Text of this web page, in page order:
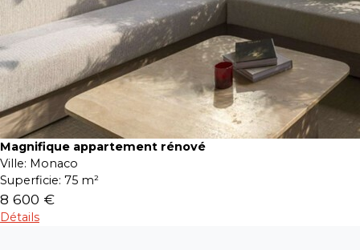
Magnifique appartement rénové
Ville: Monaco
Superficie: 75 m²
8 600 €
Détails